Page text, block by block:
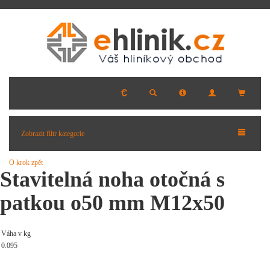
Zobrazit filtr kategorie
O krok zpět
Stavitelná noha otočná s
patkou o50 mm M12x50
Váha v kg
0.095